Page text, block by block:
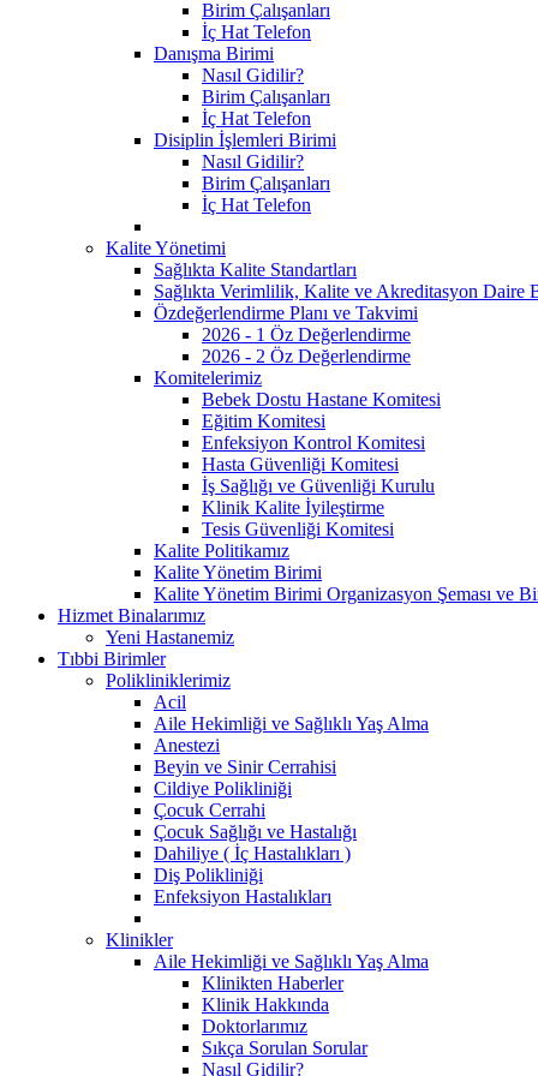
Birim Çalışanları
İç Hat Telefon
Danışma Birimi
Nasıl Gidilir?
Birim Çalışanları
İç Hat Telefon
Disiplin İşlemleri Birimi
Nasıl Gidilir?
Birim Çalışanları
İç Hat Telefon
Kalite Yönetimi
Sağlıkta Kalite Standartları
Sağlıkta Verimlilik, Kalite ve Akreditasyon Daire
Özdeğerlendirme Planı ve Takvimi
2026 - 1 Öz Değerlendirme
2026 - 2 Öz Değerlendirme
Komitelerimiz
Bebek Dostu Hastane Komitesi
Eğitim Komitesi
Enfeksiyon Kontrol Komitesi
Hasta Güvenliği Komitesi
İş Sağlığı ve Güvenliği Kurulu
Klinik Kalite İyileştirme
Tesis Güvenliği Komitesi
Kalite Politikamız
Kalite Yönetim Birimi
Kalite Yönetim Birimi Organizasyon Şeması ve
Hizmet Binalarımız
Yeni Hastanemiz
Tıbbi Birimler
Polikliniklerimiz
Acil
Aile Hekimliği ve Sağlıklı Yaş Alma
Anestezi
Beyin ve Sinir Cerrahisi
Cildiye Polikliniği
Çocuk Cerrahi
Çocuk Sağlığı ve Hastalığı
Dahiliye ( İç Hastalıkları )
Diş Polikliniği
Enfeksiyon Hastalıkları
Klinikler
Aile Hekimliği ve Sağlıklı Yaş Alma
Klinikten Haberler
Klinik Hakkında
Doktorlarımız
Sıkça Sorulan Sorular
Nasıl Gidilir?